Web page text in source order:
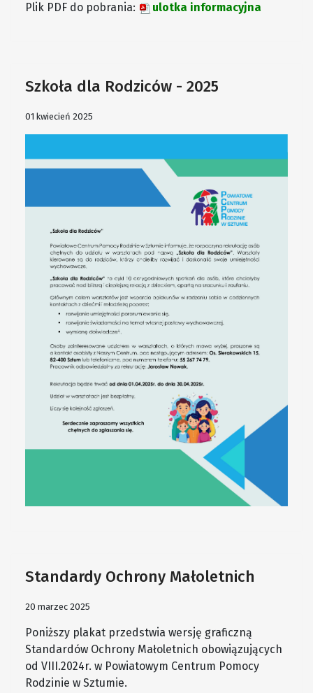
Plik PDF do pobrania: ulotka informacyjna
Szkoła dla Rodziców - 2025
01 kwiecień 2025
Standardy Ochrony Małoletnich
20 marzec 2025
Poniższy plakat przedstwia wersję graficzną
Standardów Ochrony Małoletnich obowiązujących
od VIII.2024r. w Powiatowym Centrum Pomocy
Rodzinie w Sztumie.